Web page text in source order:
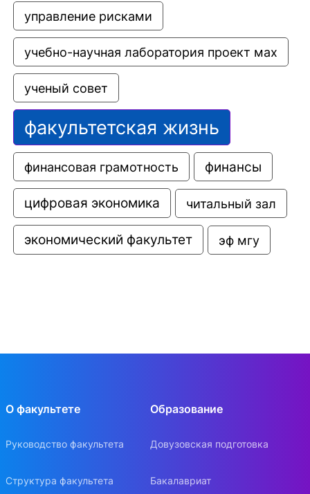
управление рисками
учебно-научная лаборатория проект мах
ученый совет
факультетская жизнь
финансовая грамотность финансы
цифровая экономика читальный зал
экономический факультет эф мгу
О факультете
Руководство факультета
Структура факультета
Образование
Довузовская подготовка
Бакалавриат